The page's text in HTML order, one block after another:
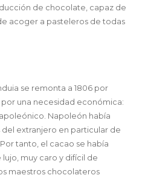
de chocolate, capaz de
acoger a pasteleros de todas
se remonta a 1806 por
una necesidad económica:
Napoleón había
extranjero en particular de
tanto, el cacao se había
muy caro y difícil de
maestros chocolateros